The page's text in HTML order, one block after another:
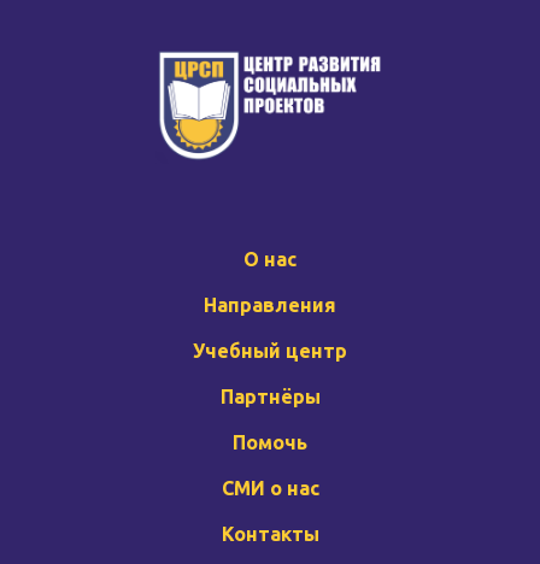
О нас
Направления
Учебный центр
Партнёры
Помочь
СМИ о нас
Контакты